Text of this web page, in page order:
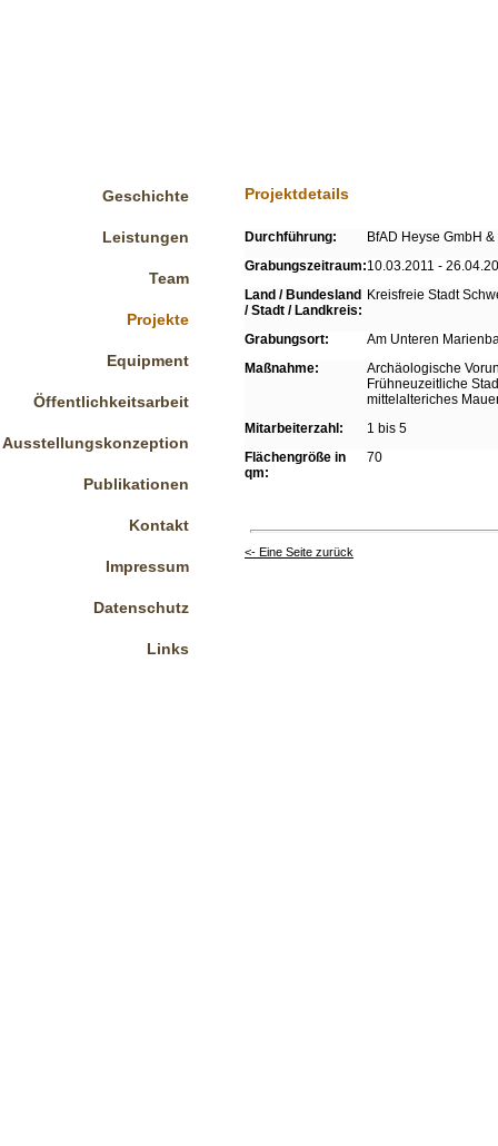
Geschichte
Leistungen
Team
Projekte
Equipment
Öffentlichkeitsarbeit
Ausstellungskonzeption
Publikationen
Kontakt
Impressum
Datenschutz
Links
Projektdetails
Durchführung:
BfAD Heyse GmbH &
Grabungszeitraum:10.03.2011 -
Land / Bundesland
/ Stadt / Landkreis:
Kreisfreie Stadt
Grabungsort:
Am Unteren
Maßnahme:
Archäologische
Frühneuzeitliche
mittelalteriches
Mitarbeiterzahl:
1 bis 5
Flächengröße in
qm:
70
<- Eine Seite zurück